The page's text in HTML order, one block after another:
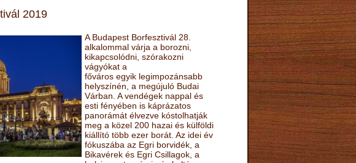
2019
A Budapest Borfesztivál 28.
alkalommal várja a borozni,
kikapcsolódni, szórakozni
vágyókat a
főváros egyik legimpozánsabb
helyszínén, a megújuló Budai
Várban. A vendégek nappal és
esti fényében is káprázatos
panorámát élvezve kóstolhatják
meg a közel 200 hazai és külföldi
kiállító több ezer borát. Az idei év
fókuszába az Egri borvidék, a
Bikavérek és Egri Csillagok, a